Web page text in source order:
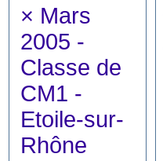
× Mars
2005 -
Classe de
CM1 -
Etoile-sur-
Rhône